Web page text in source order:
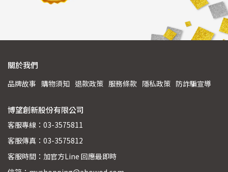
關於我們
品牌故事 購物須知 退款政策 服務條款 隱私政策 防詐騙宣導
博望創新股份有限公司
客服專線：03-3575811
客服傳真：03-3575812
客服時間：加官方Line 回應最即時